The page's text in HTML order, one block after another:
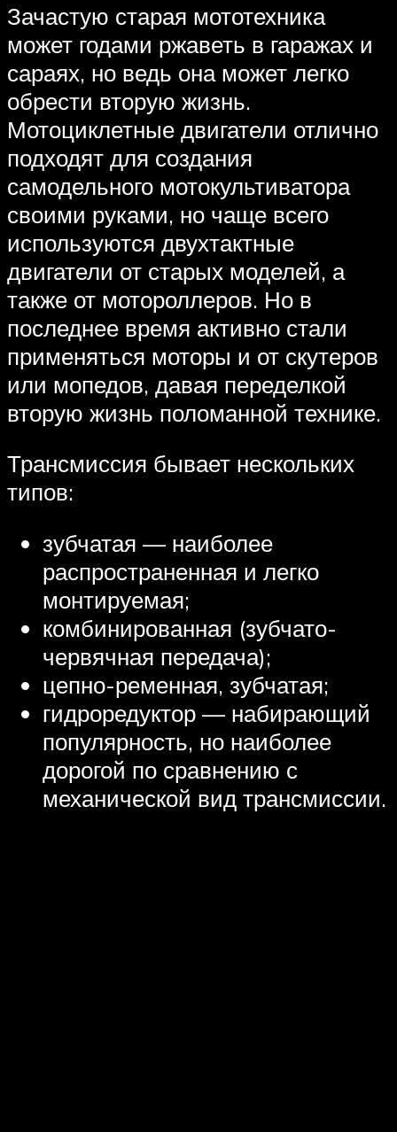
Зачастую старая мототехника
может годами ржаветь в гаражах и
сараях, но ведь она может легко
обрести вторую жизнь.
Мотоциклетные двигатели отлично
подходят для создания
самодельного мотокультиватора
своими руками, но чаще всего
используются двухтактные
двигатели от старых моделей, а
также от мотороллеров. Но в
последнее время активно стали
применяться моторы и от скутеров
или мопедов, давая переделкой
вторую жизнь поломанной технике.
Трансмиссия бывает нескольких
типов:
зубчатая — наиболее
распространенная и легко
монтируемая;
комбинированная (зубчато-
червячная передача);
цепно-ременная, зубчатая;
гидроредуктор — набирающий
популярность, но наиболее
дорогой по сравнению с
механической вид трансмиссии.